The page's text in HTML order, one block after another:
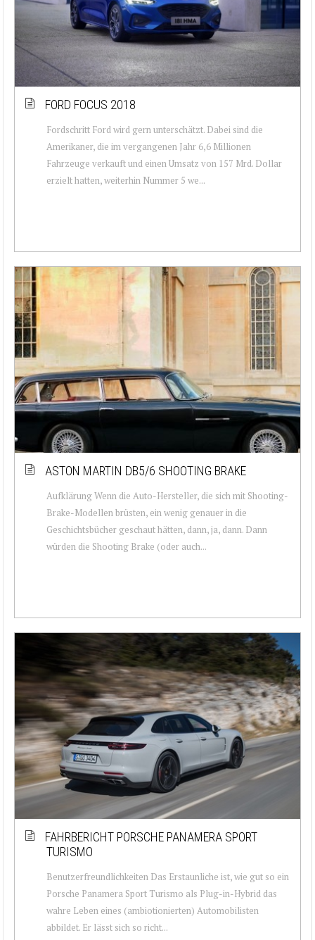
FORD FOCUS 2018
Fordschritt Ford wird gern unterschätzt. Dabei sind die
Amerikaner, die im vergangenen Jahr 6,6 Millionen
Fahrzeuge verkauft und einen Umsatz von 157 Mrd. Dollar
erzielt hatten, weiterhin Nummer 5 we...
ASTON MARTIN DB5/6 SHOOTING BRAKE
Aufklärung Wenn die Auto-Hersteller, die sich mit Shooting-
Brake-Modellen brüsten, ein wenig genauer in die
Geschichtsbücher geschaut hätten, dann, ja, dann. Dann
würden die Shooting Brake (oder auch...
FAHRBERICHT PORSCHE PANAMERA SPORT
TURISMO
Benutzerfreundlichkeiten Das Erstaunliche ist, wie gut so ein
Porsche Panamera Sport Turismo als Plug-in-Hybrid das
wahre Leben eines (ambiotionierten) Automobilisten
abbildet. Er lässt sich so richt...